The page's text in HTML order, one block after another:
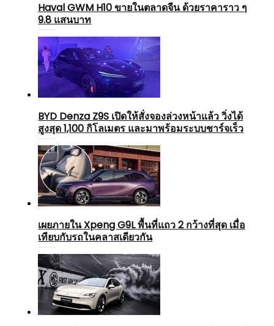
Haval GWM H10 ขายในตลาดจีน ด้วยราคาราว ๆ
9.8 แสนบาท
BYD Denza Z9S เปิดให้สั่งจองล่วงหน้าแล้ว วิ่งได้
สูงสุด 1,100 กิโลเมตร และมาพร้อมระบบชาร์จเร็ว
เผยภายใน Xpeng G9L พื้นที่แถว 2 กว้างที่สุด เมื่อ
เทียบกับรถในคลาสเดียวกัน